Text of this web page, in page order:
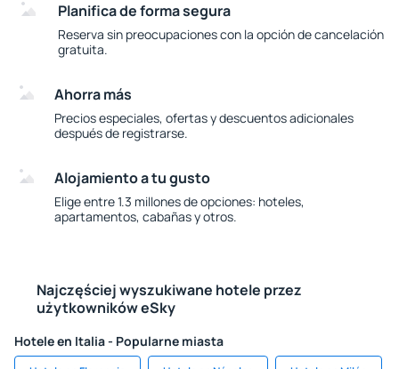
Planifica de forma segura
Reserva sin preocupaciones con la opción de cancelación
gratuita.
Ahorra más
Precios especiales, ofertas y descuentos adicionales
después de registrarse.
Alojamiento a tu gusto
Elige entre 1.3 millones de opciones: hoteles,
apartamentos, cabañas y otros.
Najczęściej wyszukiwane hotele przez
użytkowników eSky
Hotele en Italia - Popularne miasta